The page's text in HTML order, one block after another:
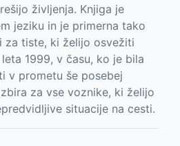
življenja. Knjiga je
jeziku in je primerna tako
za tiste, ki želijo osvežiti
1999, v času, ko je bila
v prometu še posebej
za vse voznike, ki želijo
situacije na cesti.